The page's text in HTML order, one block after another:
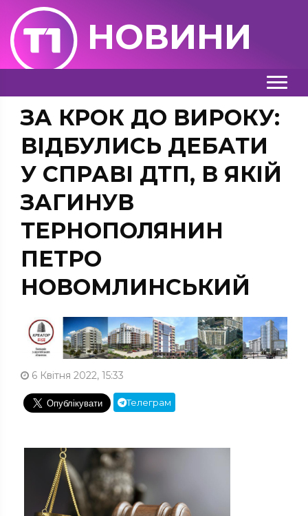
НОВИНИ
ЗА КРОК ДО ВИРОКУ:
ВІДБУЛИСЬ ДЕБАТИ
У СПРАВІ ДТП, В ЯКІЙ
ЗАГИНУВ
ТЕРНОПОЛЯНИН
ПЕТРО
НОВОМЛИНСЬКИЙ
6 Квітня 2022, 15:33
Телеграм